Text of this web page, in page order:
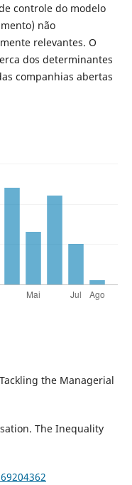
controle do modelo
não
relevantes. O
dos determinantes
companhias abertas
the Managerial
The Inequality